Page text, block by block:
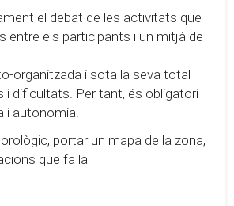
el debat de les activitats que
entre els participants i un mitjà de
organitzada i sota la seva total
dificultats. Per tant, és obligatori
i autonomia.
portar un mapa de la zona,
que fa la